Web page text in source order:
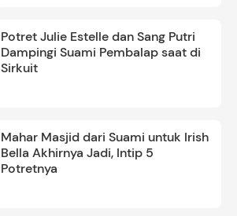
Potret Julie Estelle dan Sang Putri
Dampingi Suami Pembalap saat di
Sirkuit
Mahar Masjid dari Suami untuk Irish
Bella Akhirnya Jadi, Intip 5
Potretnya